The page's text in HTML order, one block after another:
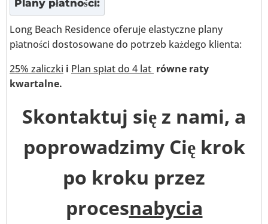
Plany płatności:
Long Beach Residence oferuje elastyczne plany
płatności dostosowane do potrzeb każdego klienta:
25% zaliczki i Plan spłat do 4 lat równe raty
kwartalne.
Skontaktuj się z nami, a
poprowadzimy Cię krok
po kroku przez
procesnabycia